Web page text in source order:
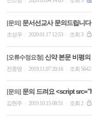
[문의] 문서선교사 문의드립니다
조성우 2020.01.17 12:53 조회 3
[오류수정요청] 신약 본문 비평
전종명 2019.11.07 20:16 조회 5642
[문의] 문의 드려요 <script
김현주 2019.10.15 08:51 조회 2